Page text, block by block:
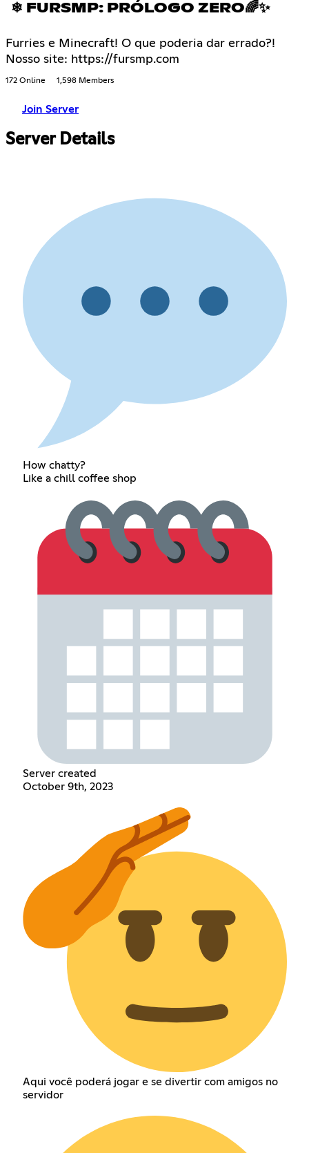
❄ FURSMP: PRÓLOGO ZERO🌈✨
Furries e Minecraft! O que poderia dar errado?!
Nosso site: https://fursmp.com
172 Online 1,598 Members
Join Server
Server Details
How chatty?
Like a chill coffee shop
Server created
October 9th, 2023
Aqui você poderá jogar e se divertir com amigos no
servidor